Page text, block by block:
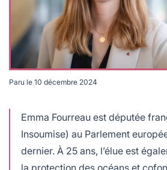
pêche © Matteo Aletta, The Left
Paru le 10 décembre 2024
Emma Fourreau est députée
Insoumise) au Parlement
dernier. À 25 ans, l’élue est
la protection des océans et